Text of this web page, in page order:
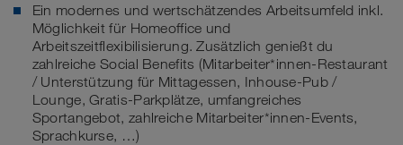
Ein modernes und wertschätzendes Arbeitsumfeld inkl.
Möglichkeit für Homeoffice und
Arbeitszeitflexibilisierung. Zusätzlich genießt du
zahlreiche Social Benefits (Mitarbeiter*innen-Restaurant
/ Unterstützung für Mittagessen, Inhouse-Pub /
Lounge, Gratis-Parkplätze, umfangreiches
Sportangebot, zahlreiche Mitarbeiter*innen-Events,
Sprachkurse, …)